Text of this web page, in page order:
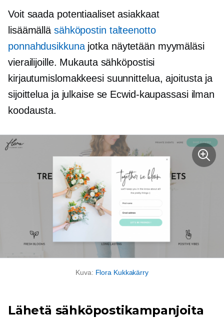
Voit saada potentiaaliset asiakkaat
lisäämällä sähköpostin talteenotto
ponnahdusikkunajotka näytetään myymäläsi
vierailijoille. Mukauta sähköpostisi
kirjautumislomakkeesi suunnittelua, ajoitusta ja
sijoittelua ja julkaise se Ecwid-kaupassasi ilman
koodausta.
Kuva: Flora Kukkakärry
Lähetä sähköpostikampanjoita